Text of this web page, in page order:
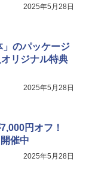
ドゥ -桜花幻舞-
本ファルコム(2
版 [DVD]2025年5月28日
のパッケージ
リジナル特典
2025年5月28日
円オフ！
催中
2025年5月28日